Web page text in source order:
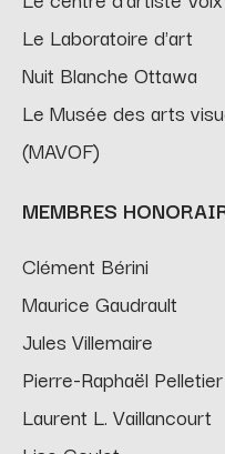
Le Laboratoire d'art
Nuit Blanche Ottawa
Le Musée des arts
(MAVOF)
MEMBRES
Clément Bérini
Maurice Gaudrault
Jules Villemaire
Pierre-Raphaël Pelletier
Laurent L. Vaillancourt